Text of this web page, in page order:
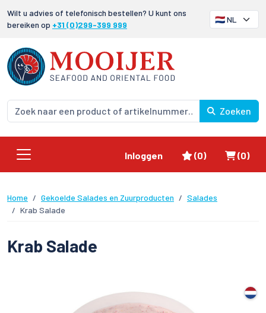
Wilt u advies of telefonisch bestellen? U kunt ons
bereiken op +31 (0)299-399 999
Zoeken
Inloggen Favorieten
(0) (0)
Home Gekoelde Salades en Zuurproducten
Salades
Krab Salade
Krab Salade